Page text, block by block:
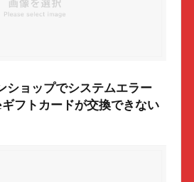
ショップでシステムエラー
フトカードが交換できない